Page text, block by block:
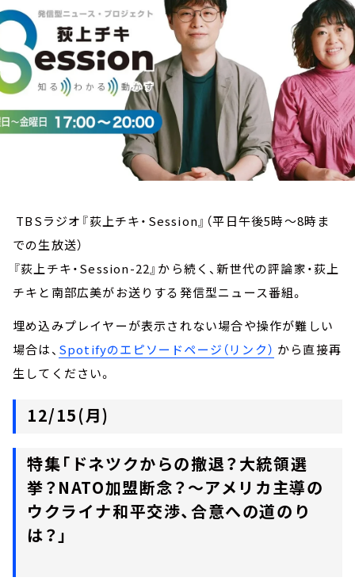
TBSラジオ『荻上チキ・Session』（平日午後5時～8時ま
での生放送）
『荻上チキ・Session-22』から続く、新世代の評論家・荻上
チキと南部広美がお送りする発信型ニュース番組。
埋め込みプレイヤーが表示されない場合や操作が難しい
場合は、 Spotifyのエピソードページ（リンク） から直接再
生してください。
12/15(月)
特集「ドネツクからの撤退？大統領選
挙？NATO加盟断念？～アメリカ主導の
ウクライナ和平交渉、合意への道のり
は？」